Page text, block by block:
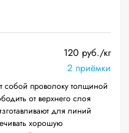
120 руб./кг
2 приёмки
собой проволоку толщиной
от верхнего слоя
для линий
хорошую